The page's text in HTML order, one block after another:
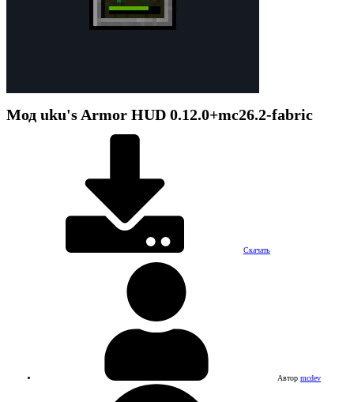
Мод uku's Armor HUD 0.12.0+mc26.2-fabric
Скачать
Автор mcdev